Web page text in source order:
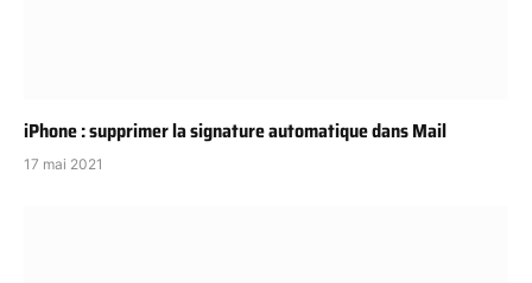
iPhone : supprimer la signature automatique dans Mail
17 mai 2021